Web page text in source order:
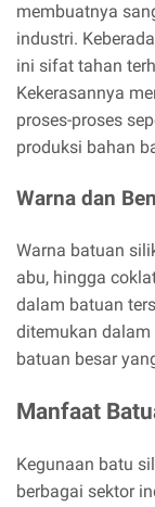
membuatnya
industri.
ini sifat tahan
Kekerasannya
proses-proses
produksi bahan
Warna dan
Warna batuan
abu, hingga
dalam batuan
ditemukan dalam
batuan besar
Manfaat
Kegunaan batu
berbagai sektor